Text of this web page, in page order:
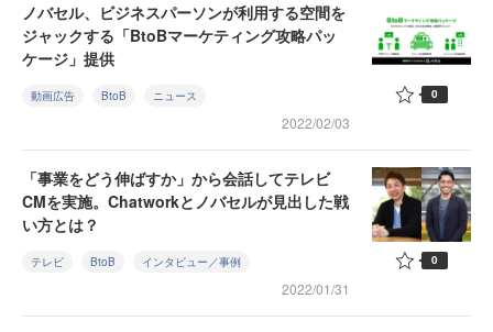
ノバセル、ビジネスパーソンが利用する空間を
ジャックする「BtoBマーケティング攻略パッ
ケージ」提供
動画広告 BtoB ニュース
2022/02/03
0
「事業をどう伸ばすか」から会話してテレビ
CMを実施。Chatworkとノバセルが見出した戦
い方とは？
テレビ BtoB インタビュー／事例
2022/01/31
0